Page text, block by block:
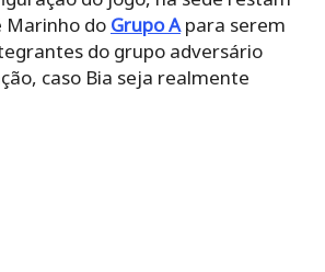
Marinho do Grupo Apara serem
do grupo adversário
caso Bia seja realmente